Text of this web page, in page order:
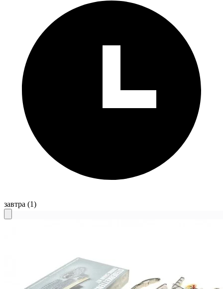
завтра (1)